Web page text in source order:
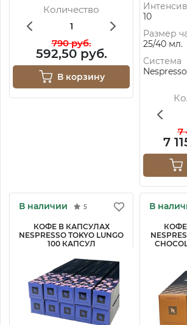
Количество
790 руб.
592,50 руб.
В корзину
10
Размер
25/40 мл.
Система
7
7
В наличии 5
КОФЕ В КАПСУЛАХ
NESPRESSO TOKYO LUNGO
100 КАПСУЛ
В